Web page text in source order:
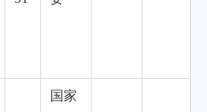
国家